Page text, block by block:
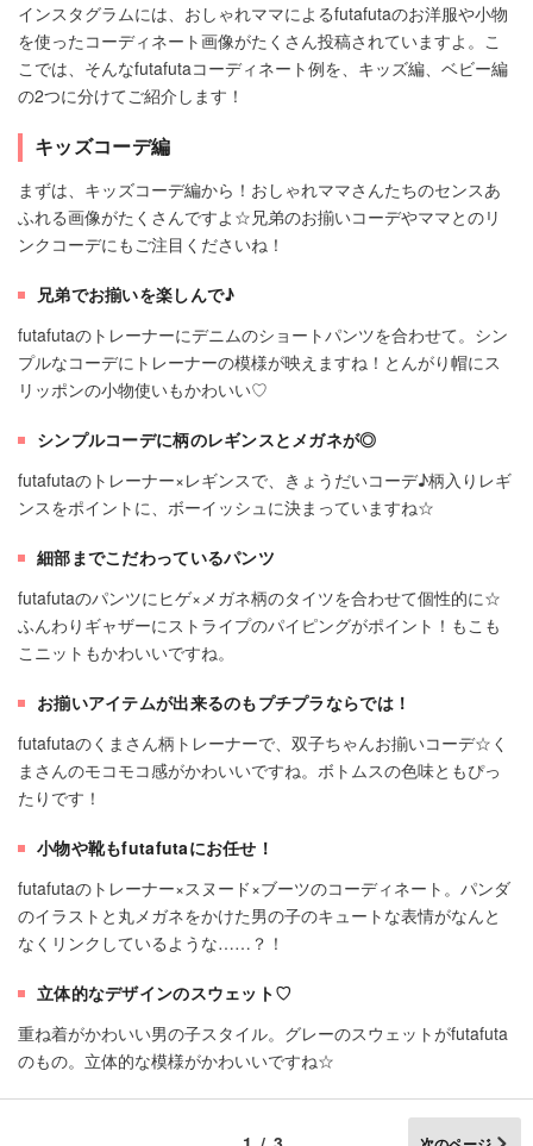
インスタグラムには、おしゃれママによるfutafutaのお洋服や小物
を使ったコーディネート画像がたくさん投稿されていますよ。こ
こでは、そんなfutafutaコーディネート例を、キッズ編、ベビー編
の2つに分けてご紹介します！
キッズコーデ編
まずは、キッズコーデ編から！おしゃれママさんたちのセンスあ
ふれる画像がたくさんですよ☆兄弟のお揃いコーデやママとのリ
ンクコーデにもご注目くださいね！
兄弟でお揃いを楽しんで♪
futafutaのトレーナーにデニムのショートパンツを合わせて。シン
プルなコーデにトレーナーの模様が映えますね！とんがり帽にス
リッポンの小物使いもかわいい♡
シンプルコーデに柄のレギンスとメガネが◎
futafutaのトレーナー×レギンスで、きょうだいコーデ♪柄入りレギ
ンスをポイントに、ボーイッシュに決まっていますね☆
細部までこだわっているパンツ
futafutaのパンツにヒゲ×メガネ柄のタイツを合わせて個性的に☆
ふんわりギャザーにストライプのパイピングがポイント！もこも
こニットもかわいいですね。
お揃いアイテムが出来るのもプチプラならでは！
futafutaのくまさん柄トレーナーで、双子ちゃんお揃いコーデ☆く
まさんのモコモコ感がかわいいですね。ボトムスの色味ともぴっ
たりです！
小物や靴もfutafutaにお任せ！
futafutaのトレーナー×スヌード×ブーツのコーディネート。パンダ
のイラストと丸メガネをかけた男の子のキュートな表情がなんと
なくリンクしているような……？！
立体的なデザインのスウェット♡
重ね着がかわいい男の子スタイル。グレーのスウェットがfutafuta
のもの。立体的な模様がかわいいですね☆